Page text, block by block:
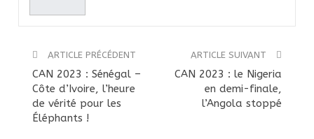
ARTICLE PRÉCÉDENT
CAN 2023 : Sénégal –
Côte d’Ivoire, l’heure
de vérité pour les
Éléphants !
ARTICLE SUIVANT
CAN 2023 : le Nigeria
en demi-finale,
l’Angola stoppé